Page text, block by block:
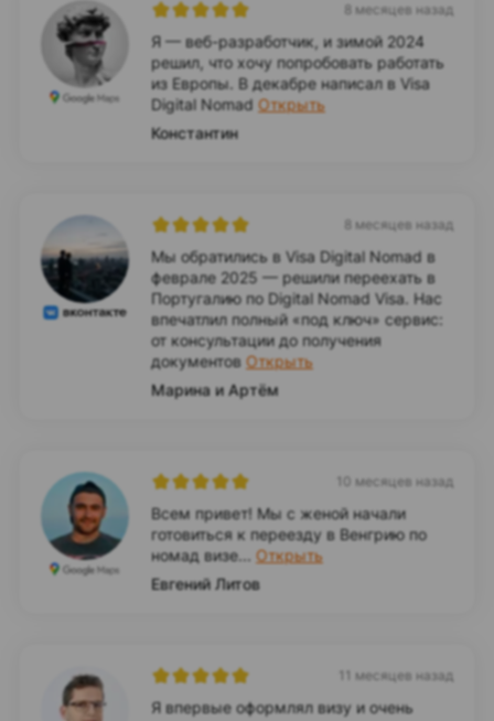
8 месяцев назад
Я — веб-разработчик, и зимой 2024
решил, что хочу попробовать работать
из Европы. В декабре написал в Visa
Digital Nomad Открыть
Константин
8 месяцев назад
Мы обратились в Visa Digital Nomad в
феврале 2025 — решили переехать в
Португалию по Digital Nomad Visa. Нас
впечатлил полный «под ключ» сервис:
от консультации до получения
документов Открыть
Марина и Артём
10 месяцев назад
Всем привет! Мы с женой начали
готовиться к переезду в Венгрию по
номад визе... Открыть
Евгений Литов
11 месяцев назад
Я впервые оформлял визу и очень